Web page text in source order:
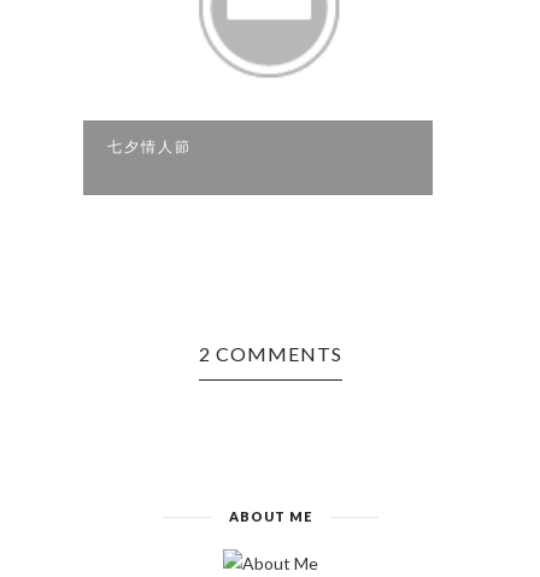
七夕情人節
2 COMMENTS
ABOUT ME